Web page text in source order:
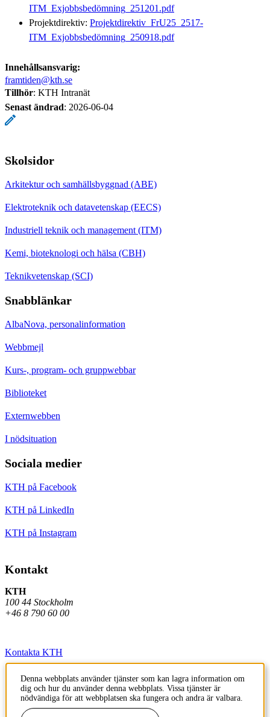
ITM_Exjobbsbedömning_251201.pdf
Projektdirektiv: Projektdirektiv_FrU25_2517-
ITM_Exjobbsbedömning_250918.pdf
Innehållsansvarig:
framtiden@kth.se
Tillhör: KTH Intranät
Senast ändrad: 2026-06-04
Skolsidor
Arkitektur och samhällsbyggnad (ABE)
Elektroteknik och datavetenskap (EECS)
Industriell teknik och management (ITM)
Kemi, bioteknologi och hälsa (CBH)
Teknikvetenskap (SCI)
Snabblänkar
AlbaNova, personalinformation
Webbmejl
Kurs-, program- och gruppwebbar
Biblioteket
Externwebben
I nödsituation
Sociala medier
KTH på Facebook
KTH på LinkedIn
KTH på Instagram
Kontakt
KTH
100 44 Stockholm
+46 8 790 60 00
Kontakta KTH
Jobba på KTH
Press och media
Denna webbplats använder tjänster som kan lagra information om
dig och hur du använder denna webbplats. Vissa tjänster är
nödvändiga för att webbplatsen ska fungera och andra är valbara.